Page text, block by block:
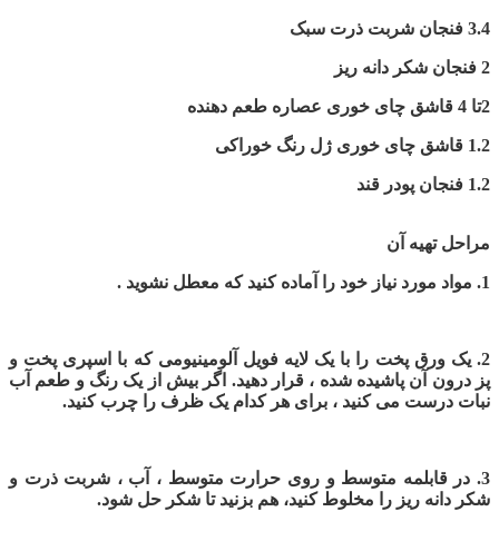
3.4 فنجان شربت ذرت سبک
2 فنجان شکر دانه ریز
2تا 4 قاشق چای خوری عصاره طعم دهنده
1.2 قاشق چای خوری ژل رنگ خوراکی
1.2 فنجان پودر قند
مراحل تهیه آن
1. مواد مورد نیاز خود را آماده کنید که معطل نشوید .
2. یک ورق پخت را با یک لایه فویل آلومینیومی که با اسپری پخت و
پز درون آن پاشیده شده ، قرار دهید. اگر بیش از یک رنگ و طعم آب
نبات درست می کنید ، برای هر کدام یک ظرف را چرب کنید.
3. در قابلمه متوسط و روی حرارت متوسط ، آب ، شربت ذرت و
شکر دانه ریز را مخلوط کنید، هم بزنید تا شکر حل شود.